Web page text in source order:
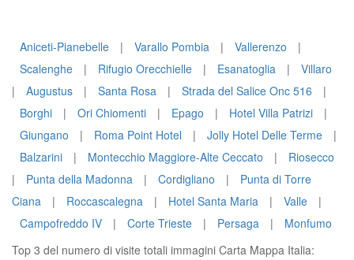
Aniceti-Pianebelle | Varallo Pombia | Vallerenzo
|
Scalenghe
| Rifugio Orecchielle | Esanatoglia |
Villaro
|
Augustus | Santa Rosa | Strada del Salice Onc 516
|
Borghi
| Ori Chiomenti | Epago | Hotel Villa Patrizi
|
Giungano
| Roma Point Hotel | Jolly Hotel Delle Terme
|
Balzarini
| Montecchio Maggiore-Alte Ceccato |
Riosecco
|
Punta della Madonna | Cordigliano |
Punta di Torre
Ciana
| Roccascalegna | Hotel Santa Maria | Valle
|
Campofreddo IV
| Corte Trieste | Persaga |
Monfumo
Top 3 del numero di visite totali immagini Carta Mappa Italia: